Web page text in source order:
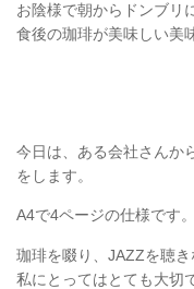
お陰様で朝からドンブリ
食後の珈琲が美味しい美
今日は、ある会社さんか
をします。
A4で4ページの仕様です。
珈琲を啜り、JAZZを聴
私にとってはとても大切